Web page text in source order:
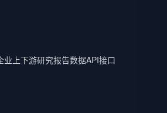
业上下游研究报告数据API接口